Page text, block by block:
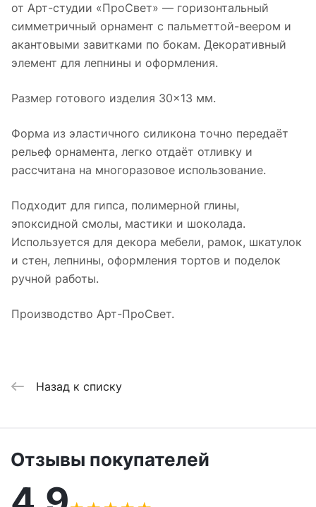
от Арт-студии «ПроСвет» — горизонтальный
симметричный орнамент с пальметтой-веером и
акантовыми завитками по бокам. Декоративный
элемент для лепнины и оформления.
Размер готового изделия 30×13 мм.
Форма из эластичного силикона точно передаёт
рельеф орнамента, легко отдаёт отливку и
рассчитана на многоразовое использование.
Подходит для гипса, полимерной глины,
эпоксидной смолы, мастики и шоколада.
Используется для декора мебели, рамок, шкатулок
и стен, лепнины, оформления тортов и поделок
ручной работы.
Производство Арт-ПроСвет.
Назад к списку
Отзывы покупателей